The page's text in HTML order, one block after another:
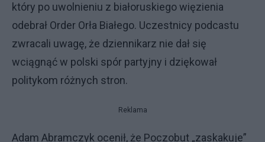
który po uwolnieniu z białoruskiego więzienia
odebrał Order Orła Białego. Uczestnicy podcastu
zwracali uwagę, że dziennikarz nie dał się
wciągnąć w polski spór partyjny i dziękował
politykom różnych stron.
Reklama
Adam Abramczyk ocenił, że Poczobut „zaskakuje”